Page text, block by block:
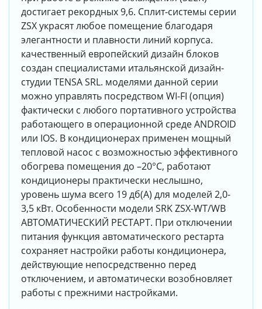
достигает рекордных 9,6. Сплит-системы серии
ZSX украсят любое помещение благодаря
элегантности и плавности линий корпуса.
качественный европейский дизайн блоков
создан специалистами итальянской дизайн-
студии TENSA SRL. моделями данной серии
можно управлять посредством WI-FI (опция)
фактически с любого портативного устройства
работающего в операционной среде ANDROID
или IOS. В кондиционерах применен мощный
тепловой насос с возможностью эффективного
обогрева помещения до –20°C, работают
кондиционеры практически неслышно,
уровень шума всего 19 дб(А) для моделей 2,0-
3,5 кВт. Особенности модели SRK ZSX-WT/WB
АВТОМАТИЧЕСКИЙ РЕСТАРТ. При отключении
питания функция автоматического рестарта
сохраняет настройки работы кондиционера,
действующие непосредственно перед
отключением, и автоматически возобновляет
работы с прежними настройками.